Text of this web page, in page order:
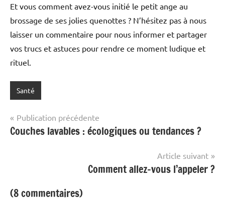
Et vous comment avez-vous initié le petit ange au
brossage de ses jolies quenottes ? N’hésitez pas à nous
laisser un commentaire pour nous informer et partager
vos trucs et astuces pour rendre ce moment ludique et
rituel.
Santé
Navigation
de
Publication précédente
Couches lavables : écologiques ou tendances ?
Article suivant
Comment allez-vous l’appeler ?
(8 commentaires)